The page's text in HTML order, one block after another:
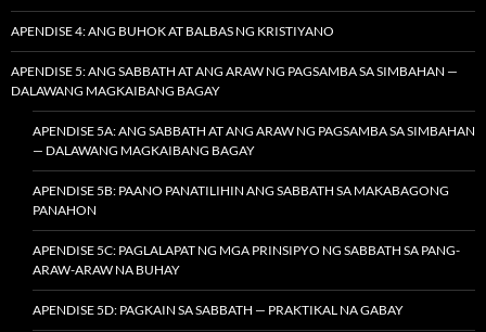
APENDISE 4: ANG BUHOK AT BALBAS NG KRISTIYANO
APENDISE 5: ANG SABBATH AT ANG ARAW NG PAGSAMBA SA SIMBAHAN —
DALAWANG MAGKAIBANG BAGAY
APENDISE 5A: ANG SABBATH AT ANG ARAW NG PAGSAMBA SA SIMBAHAN
— DALAWANG MAGKAIBANG BAGAY
APENDISE 5B: PAANO PANATILIHIN ANG SABBATH SA MAKABAGONG
PANAHON
APENDISE 5C: PAGLALAPAT NG MGA PRINSIPYO NG SABBATH SA PANG-
ARAW-ARAW NA BUHAY
APENDISE 5D: PAGKAIN SA SABBATH — PRAKTIKAL NA GABAY